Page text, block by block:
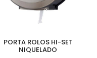
PORTA ROLOS HI-SET
NIQUELADO